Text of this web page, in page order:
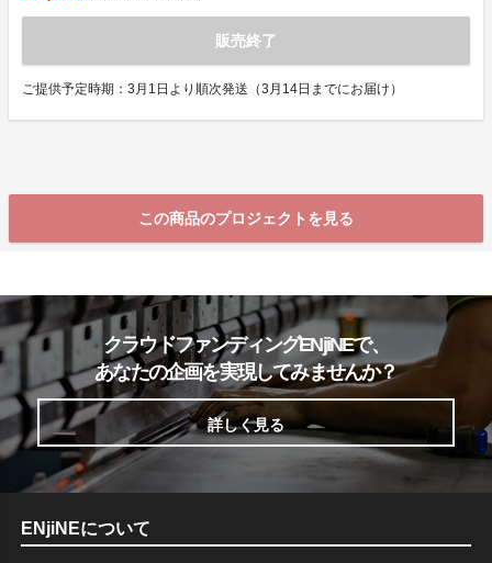
販売終了
ご提供予定時期：3月1日より順次発送（3月14日までにお届け）
この商品のプロジェクトを見る
クラウドファンディングENjiNEで、
あなたの企画を実現してみませんか？
詳しく見る
ENjiNEについて